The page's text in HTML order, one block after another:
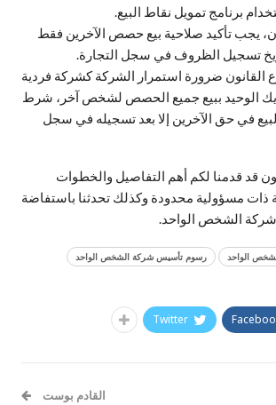
برنامج تمويل نقاط البيع.
يجب تأكيد صلاحية بيع حصص الآخرين فقط
تسجيل الظروف في سجل التجارة.
القانون ضرورة استمرار الشركة كشركة فردية
الوحيد ببيع جميع الحصص لشخص آخر، شرط
البيع في حق الآخرين إلا بعد تسجيله في سجل
قد قدمنا لكم أهم التفاصيل والخطوات
ذات مسؤولية محدودة وكذلك تحدثنا باستفاضة
الشخص الواحد.
الواحد
رسوم تأسيس شركة الشخص الواحد
Twitter
القادم بوست